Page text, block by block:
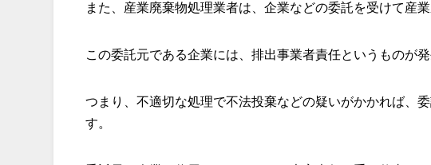
また、産業廃棄物処理業者は、企業などの委託を受けて産
この委託元である企業には、排出事業者責任というものが発
つまり、不適切な処理で不法投棄などの疑いがかかれば、
す。